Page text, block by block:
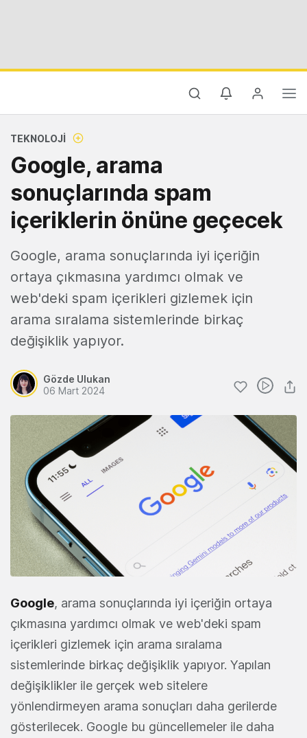
TEKNOLOJI
Google, arama
sonuçlarında spam
içeriklerin önüne geçecek
Google, arama sonuçlarında iyi içeriğin
ortaya çıkmasına yardımcı olmak ve
web'deki spam içerikleri gizlemek için
arama sıralama sistemlerinde birkaç
değişiklik yapıyor.
Gözde Ulukan
06 Mart 2024
Google, arama sonuçlarında iyi içeriğin ortaya
çıkmasına yardımcı olmak ve web'deki spam
içerikleri gizlemek için arama sıralama
sistemlerinde birkaç değişiklik yapıyor. Yapılan
değişiklikler ile gerçek web sitelere
yönlendirmeyen arama sonuçları daha gerilerde
gösterilecek. Google bu güncellemeler ile daha